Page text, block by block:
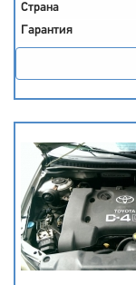
Страна
Гарантия